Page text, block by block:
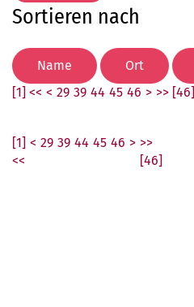
Sortieren nach
[1] << < 29 39 44 45 46 > >> [46]
[1]
<<
< 29 39 44 45 46 > >>
[46]